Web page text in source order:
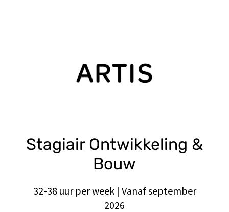
Stagiair Ontwikkeling &
Bouw
32-38 uur per week | Vanaf september
2026